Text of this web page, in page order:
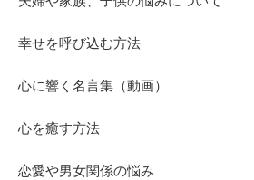
幸せを呼び込む方法
心に響く名言集（動画）
心を癒す方法
恋愛や男女関係の悩み